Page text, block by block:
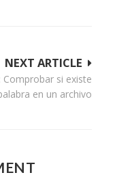
NEXT ARTICLE
Comprobar si existe
en un archivo